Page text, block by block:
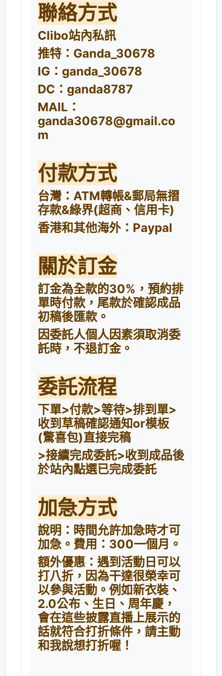
聯絡方式
Clibo站內私訊
推特：Ganda_30678
IG：ganda_30678
DC：ganda8787
​MAIL：
ganda30678@gmail.co
m
付款方式
台灣：ATM轉帳&郵局無摺
存款&綠界(超商、信用卡)
香港和其他海外：Paypal
關於訂金
訂金為全款的30%，預約排
單時付款，尾款於確認成品
初稿後匯款。
因委託人個人因素須取消委
託時，不退訂金。
委託流程
下單>付款>等待>排到單>
收到草稿確認通知or模板
(驚喜包)直接完稿
>接續完成委託>收到成品後
於站內點選已完成委託
加急方式
說明：時間允許加急時才可
加急。費用：300一個月。
額外優惠：遇到活動日可以
打八折，因為干達很榮幸可
以參與活動。例如新衣裝、
2.0公布、生日、周年慶，
會在這些披露直播上展示的
話就符合打折條件，請主動
和我說想打折喔！